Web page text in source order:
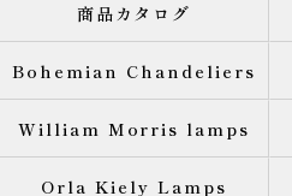
商品カタログ
Bohemian Chandeliers
William Morris lamps
Orla Kiely Lamps